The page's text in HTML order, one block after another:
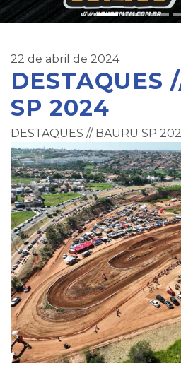
22 de abril de 2024
DESTAQUES
SP 2024
DESTAQUES // BAURU SP